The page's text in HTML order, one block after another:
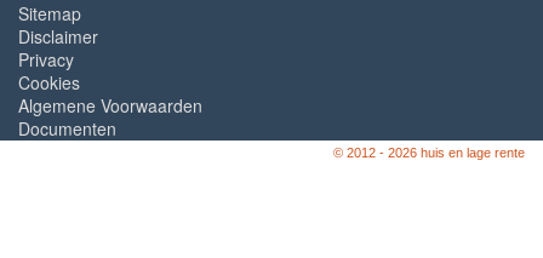
Sitemap
Disclaimer
Privacy
Cookies
Algemene Voorwaarden
Documenten
© 2012 - 2026 huis en lage rente